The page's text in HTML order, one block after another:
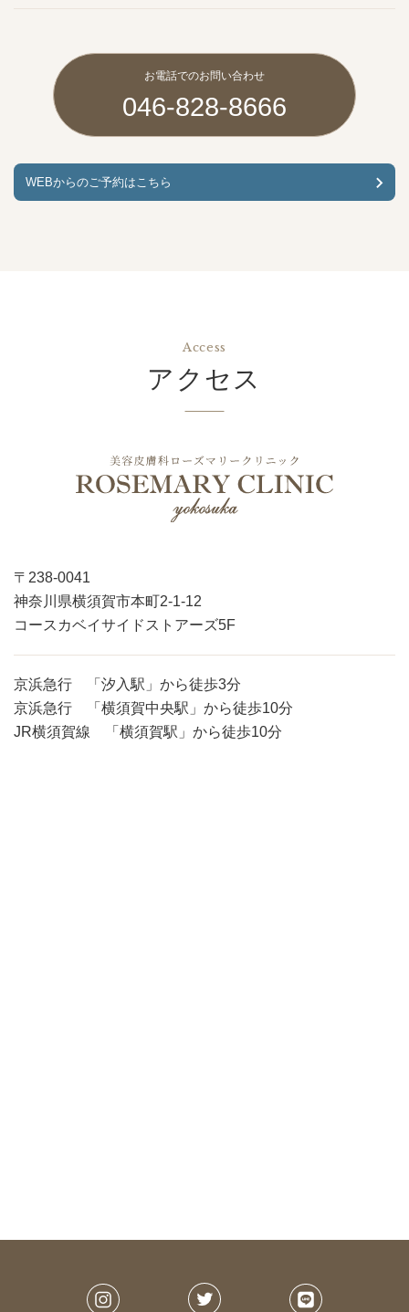
お電話でのお問い合わせ
046-828-8666
WEBからのご予約はこちら
Access
アクセス
〒238-0041
神奈川県横須賀市本町2-1-12
コースカベイサイドストアーズ5F
京浜急行 「汐入駅」から徒歩3分
京浜急行 「横須賀中央駅」から徒歩10分
JR横須賀線 「横須賀駅」から徒歩10分